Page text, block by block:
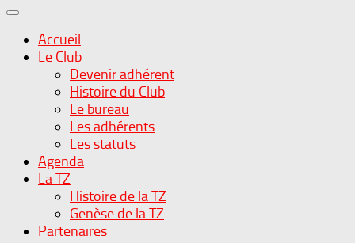
Accueil
Le Club
Devenir adhérent
Histoire du Club
Le bureau
Les adhérents
Les statuts
Agenda
La TZ
Histoire de la TZ
Genèse de la TZ
Partenaires